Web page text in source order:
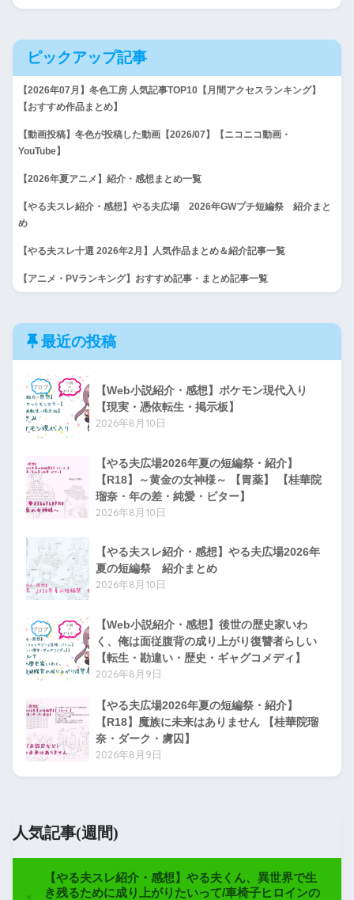
ピックアップ記事
【2026年07月】冬色工房 人気記事TOP10【月間アクセスランキング】
【おすすめ作品まとめ】
【動画投稿】冬色が投稿した動画【2026/07】【ニコニコ動画・
YouTube】
【2026年夏アニメ】紹介・感想まとめ一覧
【やる夫スレ紹介・感想】やる夫広場 2026年GWプチ短編祭 紹介まと
め
【やる夫スレ十選 2026年2月】人気作品まとめ＆紹介記事一覧
【アニメ・PVランキング】おすすめ記事・まとめ記事一覧
最近の投稿
【Web小説紹介・感想】ポケモン現代入り
【現実・憑依転生・掲示板】
2026年8月10日
【やる夫広場2026年夏の短編祭・紹介】
【R18】～黄金の女神様～ 【胃薬】 【桂華院
瑠奈・年の差・純愛・ビター】
2026年8月10日
【やる夫スレ紹介・感想】やる夫広場2026年
夏の短編祭 紹介まとめ
2026年8月10日
【Web小説紹介・感想】後世の歴史家いわ
く、俺は面従腹背の成り上がり復讐者らしい
【転生・勘違い・歴史・ギャグコメディ】
2026年8月9日
【やる夫広場2026年夏の短編祭・紹介】
【R18】魔族に未来はありません 【桂華院瑠
奈・ダーク・虜囚】
2026年8月9日
人気記事(週間)